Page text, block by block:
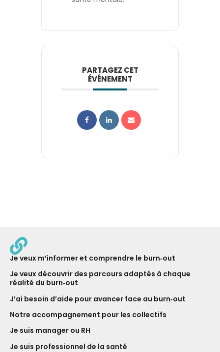
PARTAGEZ CET
ÉVÉNEMENT
Je veux m’informer et comprendre le burn‑out
Je veux découvrir des parcours adaptés à chaque
réalité du burn‑out
J’ai besoin d’aide pour avancer face au burn‑out
Notre ac­com­pagne­ment pour les collectifs
Je suis manager ou RH
Je suis professionnel de la santé